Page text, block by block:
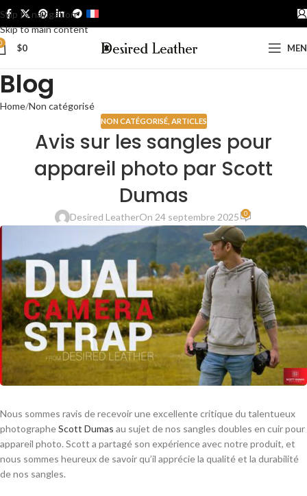
Skip to navigation
Skip to main content
$0
Blog
Home Non catégorisé
NON CATÉGORISÉ, ARTICLES
Avis sur les sangles pour
appareil photo par Scott
Dumas
Desired LeatherOn 24 septembre 2025 0
Nous sommes ravis de recevoir une excellente critique du talentueux
photographeScott Dumas au sujet de nos sangles doubles en cuir pour
appareil photo. Scott a partagé son expérience avec notre produit, et
nous sommes heureux de savoir qu’il apprécie la qualité et la durabilité
de nos sangles.